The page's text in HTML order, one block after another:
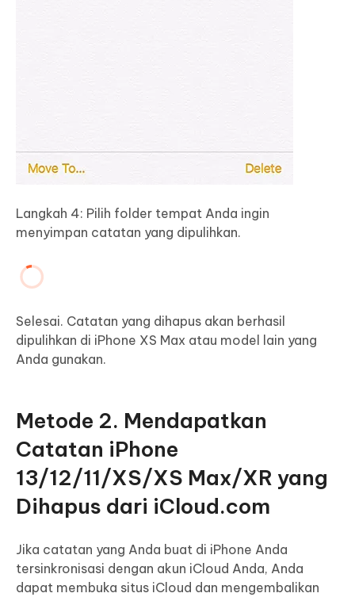
Langkah 4: Pilih folder tempat Anda ingin
menyimpan catatan yang dipulihkan.
Selesai. Catatan yang dihapus akan berhasil
dipulihkan di iPhone XS Max atau model lain yang
Anda gunakan.
Metode 2. Mendapatkan
Catatan iPhone
13/12/11/XS/XS Max/XR yang
Dihapus dari iCloud.com
Jika catatan yang Anda buat di iPhone Anda
tersinkronisasi dengan akun iCloud Anda, Anda
dapat membuka situs iCloud dan mengembalikan